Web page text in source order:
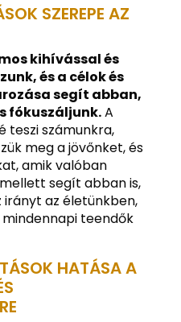
SZEREPE AZ
kihívással és
és a célok és
segít abban,
fókuszáljunk.A
teszi számunkra,
meg a jövőnket, és
amik valóban
segít abban is,
irányt az életünkben,
mindennapi teendők
HATÁSA A